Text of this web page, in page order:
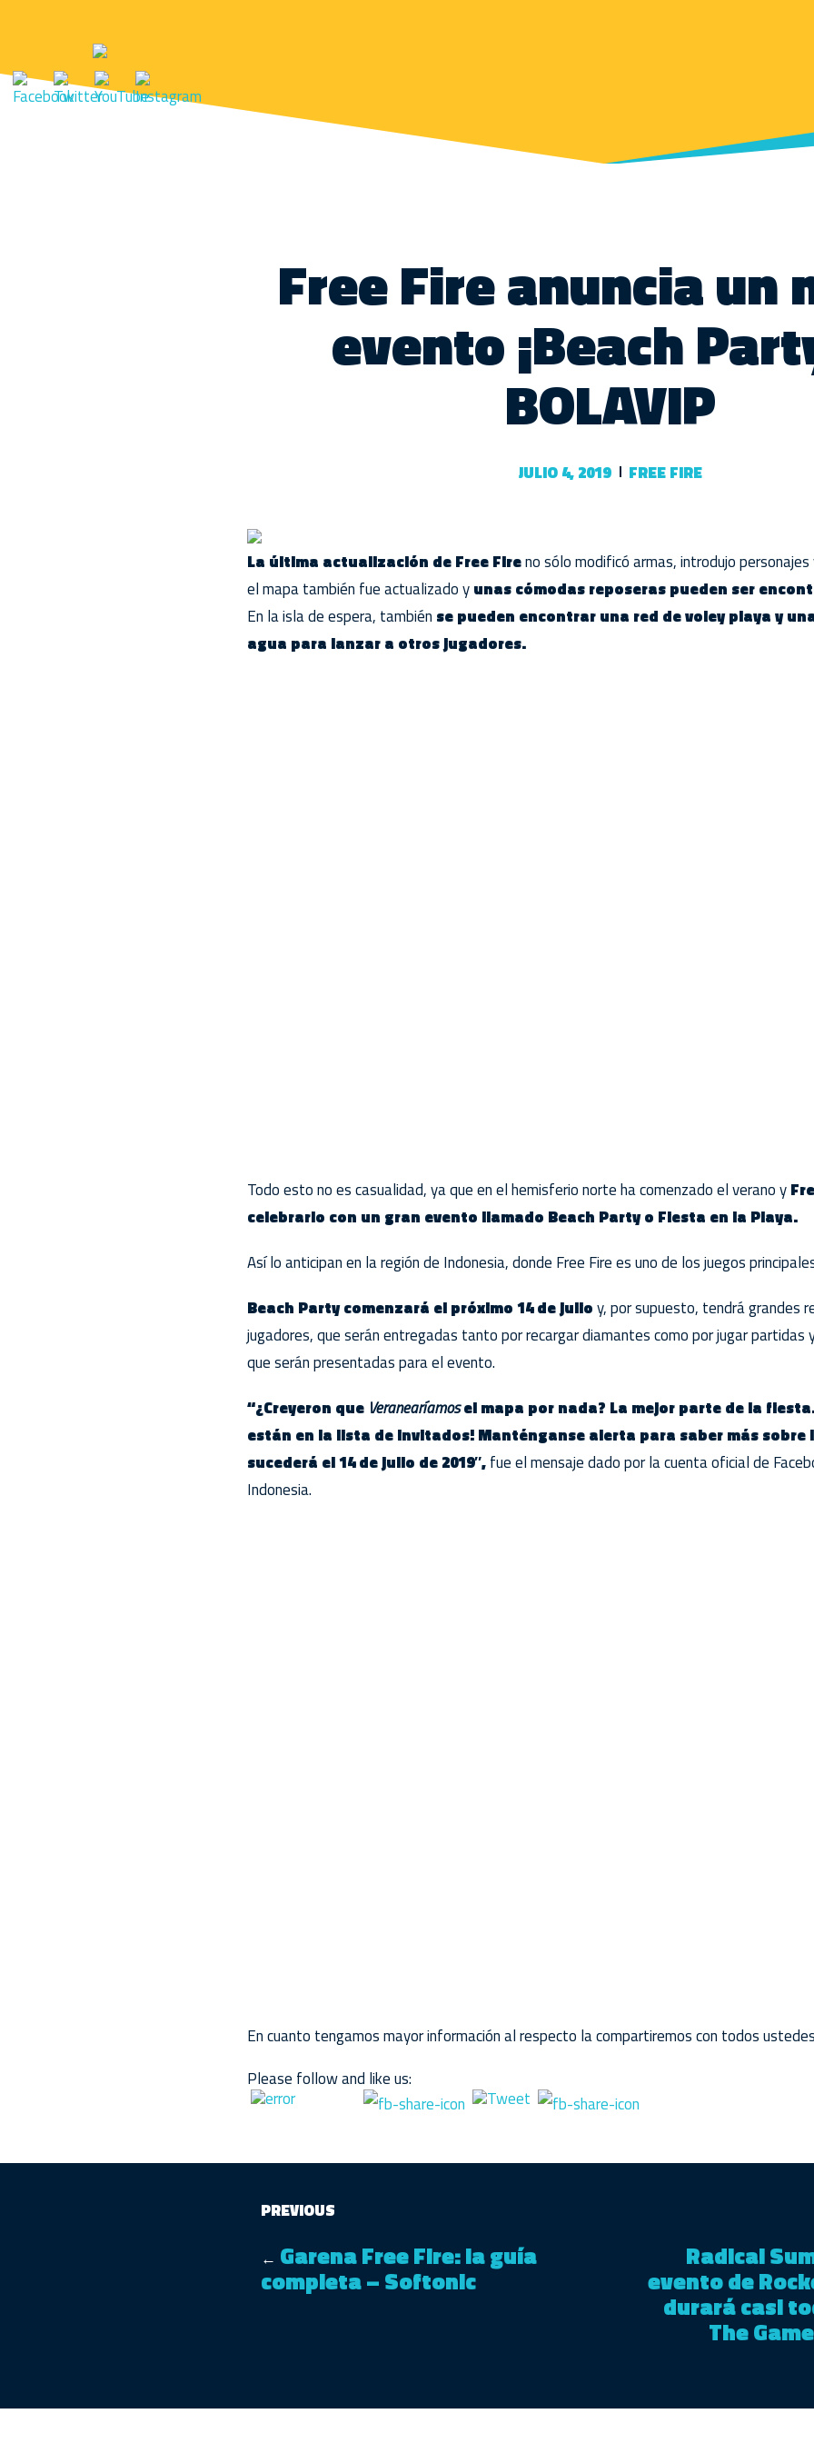
Free Fire anuncia un
evento ¡Beach
BOLAVIP
JULIO 4, 2019 FREE FIRE
La última actualización de Free Fireno sólo modificó armas, introdujo
el mapa también fue actualizado yunas cómodas reposeras pueden ser
En la isla de espera, también se pueden encontrar una red de voley playa y
agua para lanzar a otros jugadores.
Todo esto no es casualidad, ya que en el hemisferio norte ha comenzado el verano y
celebrarlo con un gran evento llamado Beach Party o Fiesta en la Playa.
Así lo anticipan en la región de Indonesia, donde Free Fire es uno de los juegos
Beach Party comenzará el próximo 14 de julioy, por supuesto, tendrá grandes
jugadores, que serán entregadas tanto por recargar diamantes como por jugar partidas
que serán presentadas para el evento.
“¿Creyeron que Veranearíamosel mapa por nada? La mejor parte de la
están en la lista de invitados! Manténganse alerta para saber más sobre
sucederá el 14 de julio de 2019″,fue el mensaje dado por la cuenta oficial de
Indonesia.
En cuanto tengamos mayor información al respecto la compartiremos con todos
Please follow and like us:
PREVIOUS
← Garena Free Fire: la guía
completa – Softonic
Radical
evento de
durará casi
The